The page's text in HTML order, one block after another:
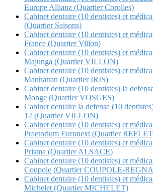
Europe Allianz (Quartier Corolles)
Cabinet dentaire (10 dentistes) et
(Quartier Saisons)
Cabinet dentaire (10 dentistes) et
France (Quartier Villon)
Cabinet dentaire (10 dentistes) et
Majunga (Quartier VILLON)
Cabinet dentaire (10 dentistes) et
Manhattan (Quartier IRIS)
Cabinet dentaire (10 dentistes) la
Monge (Quartier VOSGES)
Cabinet dentaire la defense (10
12 (Quartier VILLON)
Cabinet dentaire (10 dentistes) et
Praetorium Euronext (Quartier
Cabinet dentaire (10 dentistes) et
Prisma (Quartier ALSACE)
Cabinet dentaire (10 dentistes) et
Coupole (Quartier COUPOLE-
Cabinet dentaire (10 dentistes) et
Michelet (Quartier MICHELET)